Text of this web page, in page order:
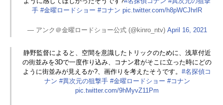
手 #金曜ロードショー #コナン pic.twitter.com/h8pWCJhrlR
— アンク＠金曜ロードショー公式 (@kinro_ntv) April 16, 2021
静野監督によると、空間を意識したトリックのために、浅草付近
の街並みを3Dで一度作り込み、コナン君がそこに立った時にどの
ように街並みが見えるか?、画作りを考えたそうです。#名探偵コ
ナン #異次元の狙撃手 #金曜ロードショー #コナン
pic.twitter.com/9hMyvZ11Pm